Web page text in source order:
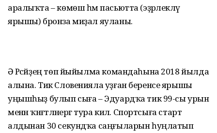
аралыҡта – көмөш һәм пасьютта (эҙәрлекләү
ярышы) бронза миҙал яуланы.
Ә Рәсәйҙең төп йыйылма командаһына 2018 йылда
алына. Тик Словенияла уҙған беренсе ярышы
уңышһыҙ булып сыға – Эдуардҡа тик 99-сы урын
менән ҡәнәғәтләнергә тура килә. Спортсыға старт
алдынан 30 секундҡа саңғыларын һуңлатып